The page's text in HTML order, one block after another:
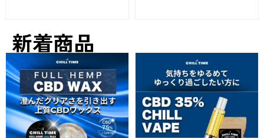
新着商品